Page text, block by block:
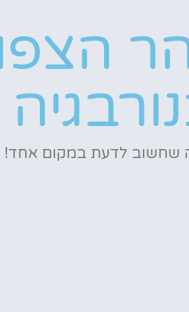
שחשוב לדעת במקום אחד!